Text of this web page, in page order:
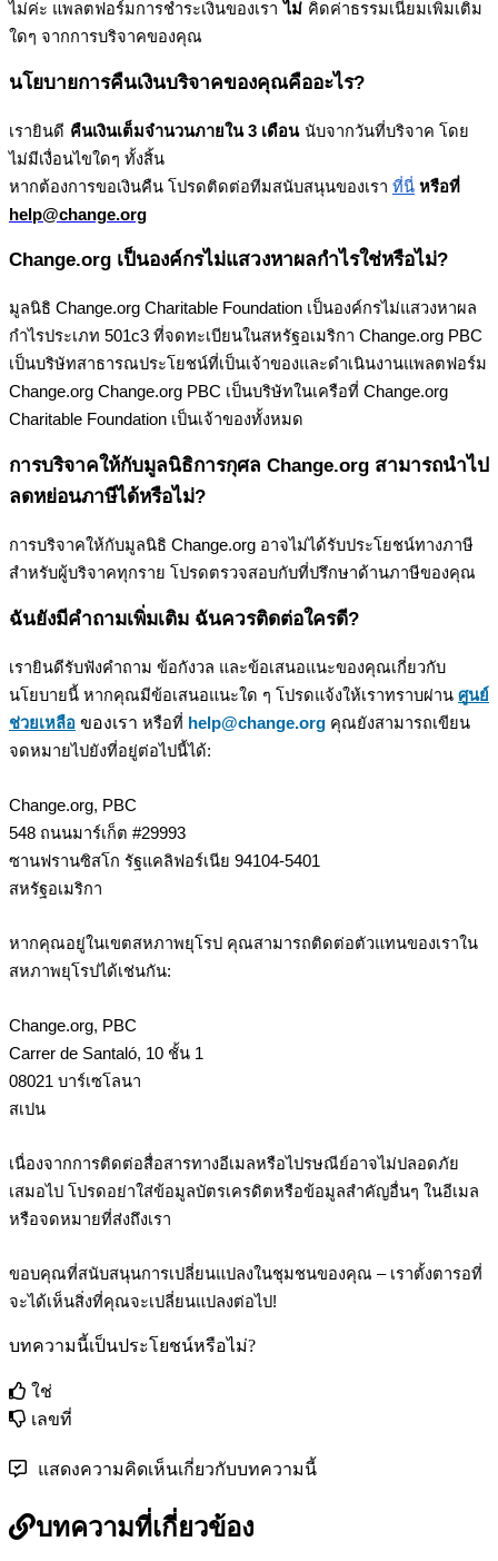
ไมคะ แพลตฟอรมการชระเงนของเรา ไม คดคาธรรมเนยมเพมเตม
ใดๆ จากการบรจาคของคณ
นโยบายการคนเงนบรจาคของคณคออะไร?
เรายนด คนเงนเตมจนวนภายใน 3 เดอน นบจากวนทบรจาค โดย
ไมมเงอนไขใดๆ ทงสน
หากตองการขอเงนคน โป รดตดตอทมสนบสนนของเรา ทน หรอท
help@change.org
Change.org เปนองคกรไมแสวงหาผลกไรใชหรอไม?
มลนธ Change.org Charitable Foundation เปนองคกรไมแสวงหาผล
กไรป ระเภท 501c3 ทจดทะเบยนในสหรฐอเมรกา Change.org PBC
เปนบรษทสาธารณป ระโยชนทเปนเจาของและดเนนงานแพลตฟอรม
Change.org Change.org PBC เปนบรษทในเครอท Change.org
Charitable Foundation เปนเจาของทงหมด
การบรจาคใหกบมลนธการกศล Change.org สามารถนไป
ลดหยอนภาษไดหรอไม?
การบรจาคใหกบมลนธ Change.org อาจไมไดรบป ระโยชนทางภาษ
สหรบผบรจาคทกราย โป รดตรวจสอบกบทป รกษาดานภาษของคณ
ฉนยงมคถามเพมเตม ฉนควรตดตอใครด?
เรายนดรบฟงคถาม ขอกงวล และขอเสนอแนะของคณเกยวกบ
นโยบายน หากคณมขอเสนอแนะใด ๆ โป รดแจงใหเราทราบผาน ศนย
ชวยเหลอ ของเรา หรอท help@change.org คณยงสามารถเขยน
จดหมายไป ยงทอยตอไป นได:
Change.org, PBC
548 ถนนมารเกต #29993
ซานฟรานซสโก รฐแคลฟอรเนย 94104-5401
สหรฐอเมรกา
หากคณอยในเขตสหภาพยโรป คณสามารถตดตอตวแทนของเราใน
สหภาพยโรปไดเชนกน:
Change.org, PBC
Carrer de Santaló, 10 ชน 1
08021 บารเซโลนา
สเป น
เนองจากการตดตอสอสารทางอเมลหรอไป รษณยอาจไมป ลอดภย
เสมอไป โป รดอยาใสขอมลบตรเครดตหรอขอมลสคญอนๆ ในอเมล
หรอจดหมายทสงถงเรา
ขอบคณทสนบสนนการเป ลยนแป ลงในชมชนของคณ – เราตงตารอท
จะไดเหนสงทคณจะเป ลยนแป ลงตอไป !
บทความนี้เป็นประโยชน์หรือไม่?
ใช่
เลขที่
แสดงความคิดเห็นเกี่ยวกับบทความนี้
บทความที่เกี่ยวข้อง